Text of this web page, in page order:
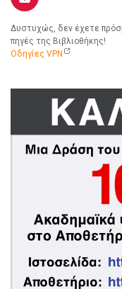
Δυστυχώς, δεν έχετε
πηγές της Βιβλιοθήκης!
Οδηγίες VPN